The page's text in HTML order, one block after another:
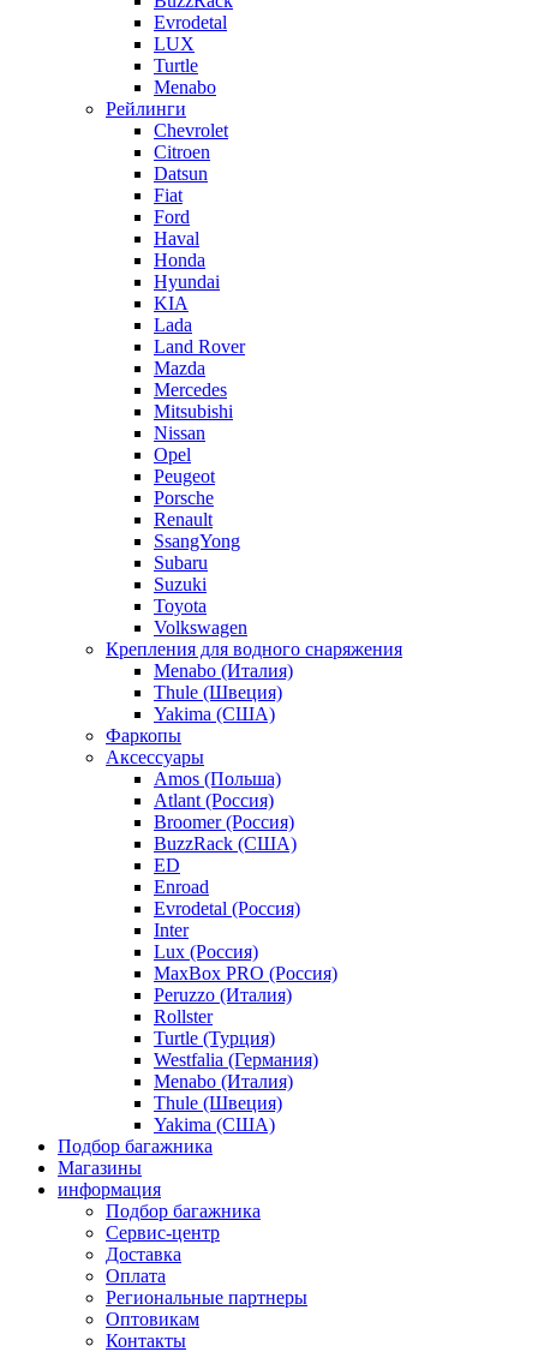
Evrodetal
LUX
Turtle
Menabo
Рейлинги
Chevrolet
Citroen
Datsun
Fiat
Ford
Haval
Honda
Hyundai
KIA
Lada
Land Rover
Mazda
Mercedes
Mitsubishi
Nissan
Opel
Peugeot
Porsche
Renault
SsangYong
Subaru
Suzuki
Toyota
Volkswagen
Крепления для водного снаряжения
Menabo (Италия)
Thule (Швеция)
Yakima (США)
Фаркопы
Аксессуары
Amos (Польша)
Atlant (Россия)
Broomer (Россия)
BuzzRack (США)
ED
Enroad
Evrodetal (Россия)
Inter
Lux (Россия)
MaxBox PRO (Россия)
Peruzzo (Италия)
Rollster
Turtle (Турция)
Westfalia (Германия)
Menabo (Италия)
Thule (Швеция)
Yakima (США)
Подбор багажника
Магазины
информация
Подбор багажника
Сервис-центр
Доставка
Оплата
Региональные партнеры
Оптовикам
Контакты